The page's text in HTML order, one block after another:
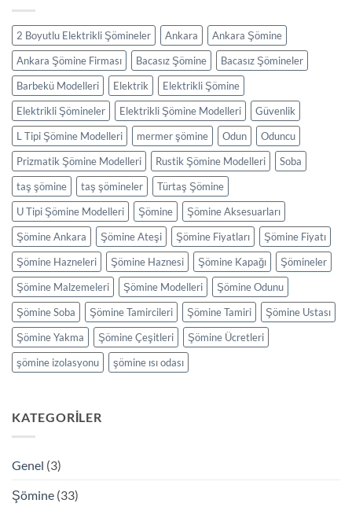
2 Boyutlu Elektrikli Şömineler Ankara
Ankara Şömine
Ankara Şömine Firması
Bacasız Şömine
Bacasız Şömineler
Barbekü Modelleri
Elektrik
Elektrikli Şömine
Elektrikli Şömineler
Elektrikli Şömine Modelleri
Güvenlik
L Tipi Şömine Modelleri
mermer şömine Odun
Oduncu
Prizmatik Şömine Modelleri
Rustik Şömine Modelleri
Soba
taş şömine
taş şömineler
Türtaş Şömine
U Tipi Şömine Modelleri
Şömine
Şömine Aksesuarları
Şömine Ankara
Şömine Ateşi Şömine Fiyatları
Şömine Fiyatı
Şömine Hazneleri
Şömine Haznesi Şömine Kapağı
Şömineler
Şömine Malzemeleri
Şömine Modelleri
Şömine Odunu
Şömine Soba
Şömine Tamircileri Şömine Tamiri
Şömine Ustası
Şömine Yakma
Şömine Çeşitleri
Şömine Ücretleri
şömine izolasyonu
şömine ısı odası
KATEGORILER
Genel (3)
Şömine (33)